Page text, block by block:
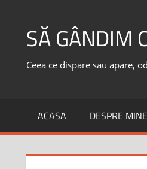
contentSĂ GÂNDIM
Ceea ce dispare sau apare,
ACASA DESPRE MINE